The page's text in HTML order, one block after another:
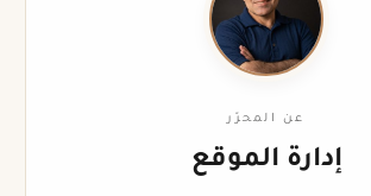
عن المحرّر
إدارة الموقع